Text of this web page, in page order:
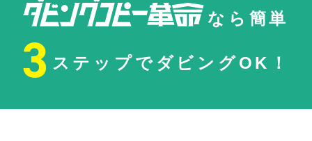
なら簡単
3 ステップでダビングOK！